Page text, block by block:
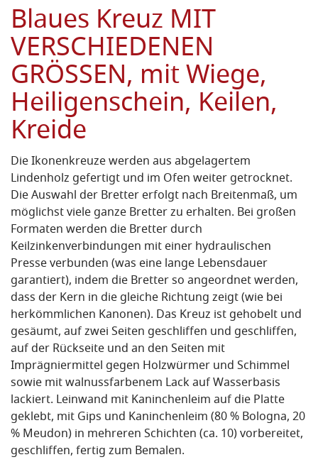
Blaues Kreuz MIT
VERSCHIEDENEN
GRÖSSEN, mit Wiege,
Heiligenschein, Keilen,
Kreide
Die Ikonenkreuze werden aus abgelagertem
Lindenholz gefertigt und im Ofen weiter getrocknet.
Die Auswahl der Bretter erfolgt nach Breitenmaß, um
möglichst viele ganze Bretter zu erhalten. Bei großen
Formaten werden die Bretter durch
Keilzinkenverbindungen mit einer hydraulischen
Presse verbunden (was eine lange Lebensdauer
garantiert), indem die Bretter so angeordnet werden,
dass der Kern in die gleiche Richtung zeigt (wie bei
herkömmlichen Kanonen). Das Kreuz ist gehobelt und
gesäumt, auf zwei Seiten geschliffen und geschliffen,
auf der Rückseite und an den Seiten mit
Imprägniermittel gegen Holzwürmer und Schimmel
sowie mit walnussfarbenem Lack auf Wasserbasis
lackiert. Leinwand mit Kaninchenleim auf die Platte
geklebt, mit Gips und Kaninchenleim (80 % Bologna, 20
% Meudon) in mehreren Schichten (ca. 10) vorbereitet,
geschliffen, fertig zum Bemalen.